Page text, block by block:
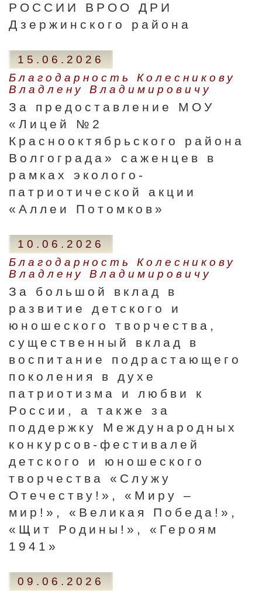
РОССИИ ВРОО ДРИ
Дзержинского района
15.06.2026
Благодарность Колесникову
Владлену Владимировичу
За предоставление МОУ
«Лицей №2
Краснооктябрьского района
Волгограда» саженцев в
рамках эколого-
патриотической акции
«Аллеи Потомков»
10.06.2026
Благодарность Колесникову
Владлену Владимировичу
За большой вклад в
развитие детского и
юношеского творчества,
существенный вклад в
воспитание подрастающего
поколения в духе
патриотизма и любви к
России, а также за
поддержку Международных
конкурсов-фестивалей
детского и юношеского
творчества «Служу
Отечеству!», «Миру –
мир!», «Великая Победа!»,
«Щит Родины!», «Героям
1941»
09.06.2026